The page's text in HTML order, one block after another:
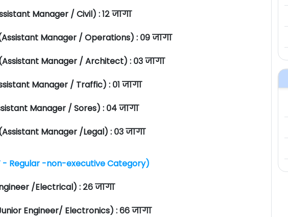
Manager / Civil) : १२ जागा
Manager / Operations) : ०९ जागा
Manager / Architect) : ०३ जागा
Manager / Traffic) : ०१ जागा
Manager / Sores) : ०४ जागा
Manager /Legal) : ०३ जागा
Regular -non-executive Category)
/Electrical) : २६ जागा
Engineer/ Electronics) : ६६ जागा